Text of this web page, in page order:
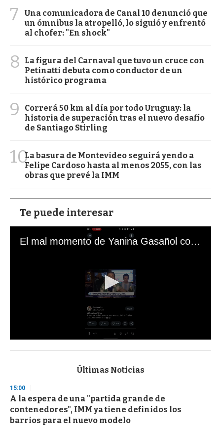
7
Una comunicadora de Canal 10 denunció que
un ómnibus la atropelló, lo siguió y enfrentó
al chofer: "En shock"
8
La figura del Carnaval que tuvo un cruce con
Petinatti debuta como conductor de un
histórico programa
9
Correrá 50 km al día por todo Uruguay: la
historia de superación tras el nuevo desafío
de Santiago Stirling
10La basura de Montevideo seguirá yendo a
Felipe Cardoso hasta al menos 2055, con las
obras que prevé la IMM
Te puede interesar
El mal momento de Yanina Gasañol con un hincha argentino en "Subrayado"
s
d
s
o
f
3
Últimas Noticias
15:00
A la espera de una "partida grande de
contenedores", IMM ya tiene definidos los
barrios para el nuevo modelo